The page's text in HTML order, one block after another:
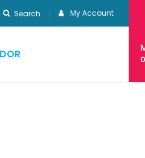
My Account
Search
0